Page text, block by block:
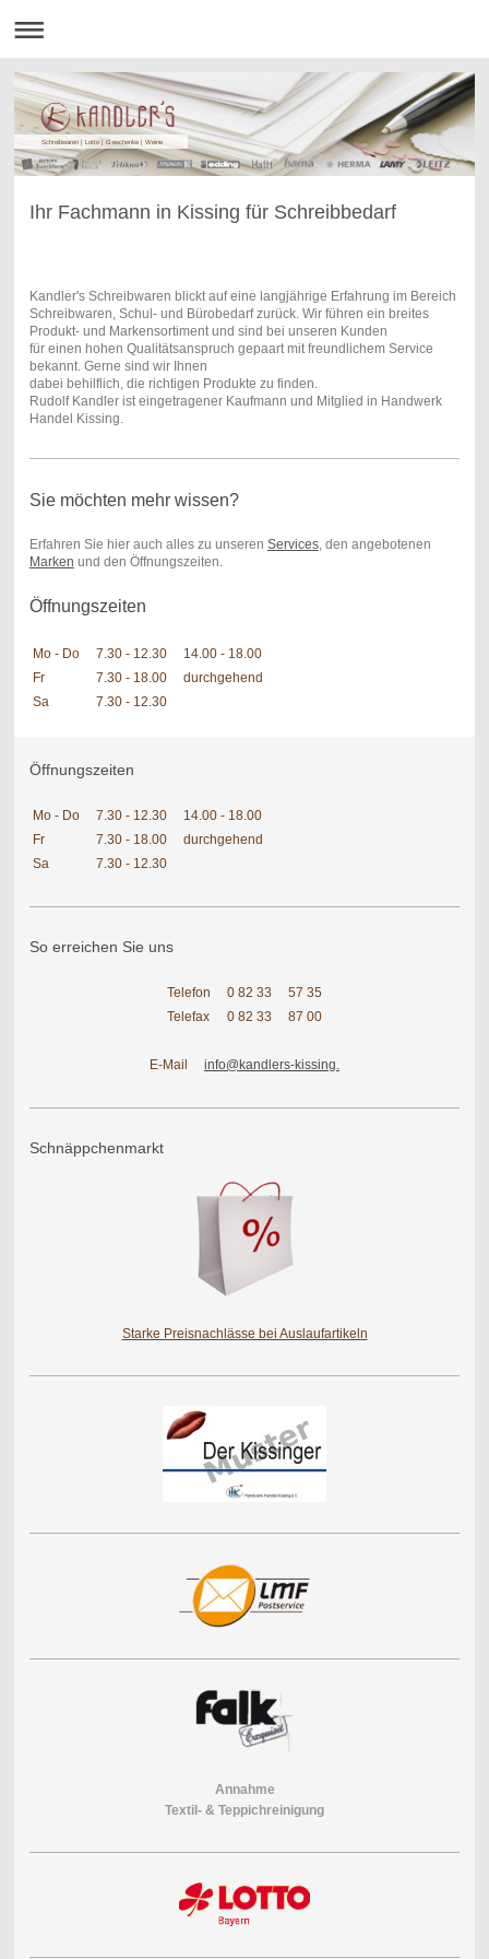
Schreibwaren | Lotto | Geschenke | Weine
Ihr Fachmann in Kissing für Schreibbedarf
Kandler's Schreibwaren blickt auf eine langjährige Erfahrung im Bereich
Schreibwaren, Schul- und Bürobedarf zurück. Wir führen ein breites
Produkt- und Markensortiment und sind bei unseren Kunden
für einen hohen Qualitätsanspruch gepaart mit freundlichem Service
bekannt. Gerne sind wir Ihnen
dabei behilflich, die richtigen Produkte zu finden.
Rudolf Kandler ist eingetragener Kaufmann und Mitglied in Handwerk
Handel Kissing.
Sie möchten mehr wissen?
Erfahren Sie hier auch alles zu unseren Services, den angebotenen
Marken und den Öffnungszeiten.
Öffnungszeiten
Mo - Do 7.30 - 12.30
14.00 - 18.00
Fr
7.30 - 18.00
durchgehend
Sa
7.30 - 12.30
Öffnungszeiten
Mo - Do 7.30 - 12.30
14.00 - 18.00
Fr
7.30 - 18.00
durchgehend
Sa
7.30 - 12.30
So erreichen Sie uns
Telefon 0 82 33
57 35
Telefax
0 82 33 87 00
E-Mail info@kandlers-kissing.
Schnäppchenmarkt
Starke Preisnachlässe bei Auslaufartikeln
Annahme
Textil- & Teppichreinigung